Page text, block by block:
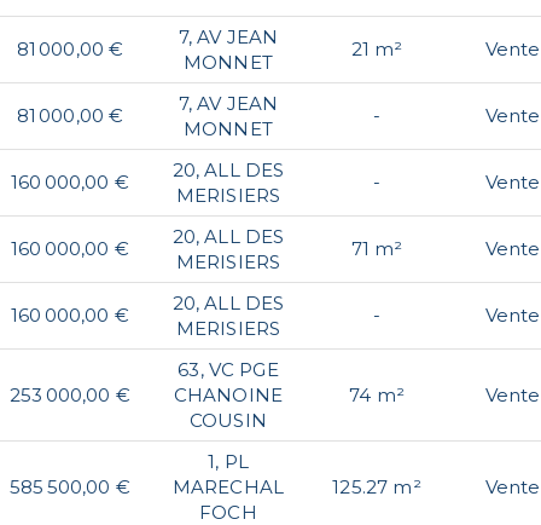
81 000,00 €
7, AV JEAN
MONNET
21 m² Vente
81 000,00 €
7, AV JEAN
MONNET
- Vente
160 000,00 €
20, ALL DES
MERISIERS
- Vente
160 000,00 €
20, ALL DES
MERISIERS
71 m² Vente
160 000,00 €
20, ALL DES
MERISIERS
- Vente
253 000,00 €
63, VC PGE
CHANOINE
COUSIN
74 m² Vente
585 500,00 €
1, PL
MARECHAL
FOCH
125.27 m² Vente